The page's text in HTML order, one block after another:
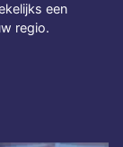
een
regio.